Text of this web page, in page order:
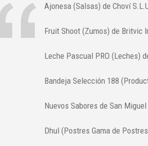
Ajonesa (Salsas) de Choví
Fruit Shoot (Zumos) de Britvic
Leche Pascual PRO (Leches)
Bandeja Selección 188
Nuevos Sabores de San
Dhul (Postres Gama de